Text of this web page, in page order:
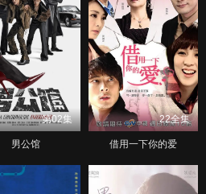
第02集
男公馆
22全集
借用一下你的爱